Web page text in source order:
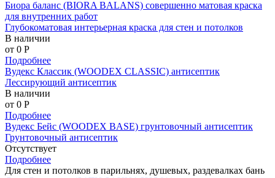
Биора баланс (BIORA BALANS) совершенно матовая краска
для внутренних работ
Глубокоматовая интерьерная краска для стен и потолков
В наличии
от 0 P
Подробнее
Вудекс Классик (WOODEX CLASSIC) антисептик
Лессирующий антисептик
В наличии
от 0 P
Подробнее
Вудекс Бейс (WOODEX BASE) грунтовочный антисептик
Грунтовочный антисептик
Отсутствует
Подробнее
Для стен и потолков в парильнях, душевых, раздевалках бань